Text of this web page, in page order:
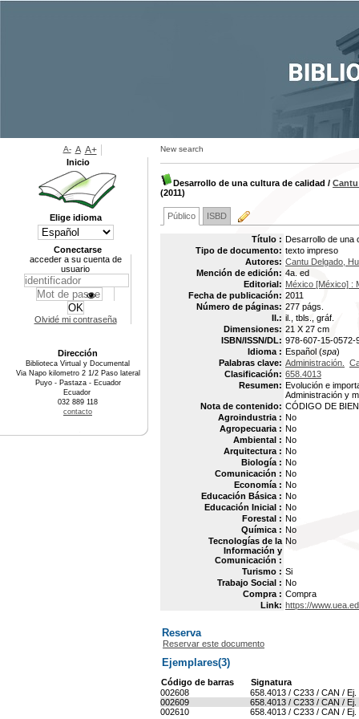
New search
Desarrollo de una cultura de calidad /
(2011)
Público ISBD
Título : Desarrollo de una
Tipo de documento: texto impreso
Autores: Cantu Delgado,
Mención de edición: 4a. ed
Editorial: México [México] :
Fecha de publicación: 2011
Número de páginas: 277 págs.
Il.: il., tbls., gráf.
Dimensiones: 21 X 27 cm
ISBN/ISSN/DL: 978-607-15-0572-
Idioma : Español (spa)
Palabras clave: Administración.
Clasificación: 658.4013
Resumen: Evolución e
Administración y
Nota de contenido: CÓDIGO DE
Agroindustria : No
Agropecuaria : No
Ambiental : No
Arquitectura : No
Biología : No
Comunicación : No
Economía : No
Educación Básica : No
Educación Inicial : No
Forestal : No
Química : No
Tecnologías de la
Información y
Comunicación :
No
Turismo : Si
Trabajo Social : No
Compra : Compra
Link: https://
Reserva
Reservar este documento
Ejemplares(3)
Código de barras
Signatura
002608
658.4013 / C233 / CAN / Ej.
002609
658.4013 / C233 / CAN / Ej.
002610
658.4013 / C233 / CAN / Ej.
A- A A+
Inicio
Elige idioma
Conectarse
acceder a su cuenta de
usuario
Olvidé mi contraseña
Dirección
Biblioteca Virtual y Documental
Via Napo kilometro 2 1/2 Paso lateral
Puyo - Pastaza - Ecuador
Ecuador
032 889 118
contacto